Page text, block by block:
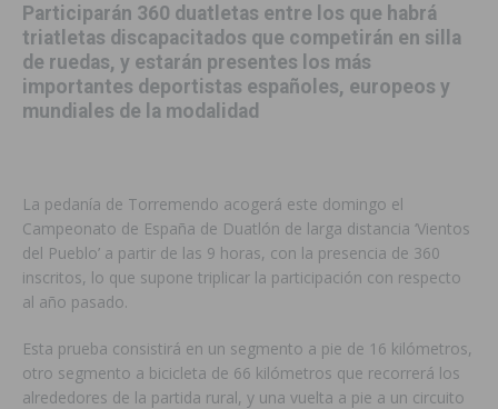
Participarán 360 duatletas entre los que habrá
triatletas discapacitados que competirán en silla
de ruedas, y estarán presentes los más
importantes deportistas españoles, europeos y
mundiales de la modalidad
La pedanía de Torremendo acogerá este domingo el
Campeonato de España de Duatlón de larga distancia ‘Vientos
del Pueblo’ a partir de las 9 horas, con la presencia de 360
inscritos, lo que supone triplicar la participación con respecto
al año pasado.
Esta prueba consistirá en un segmento a pie de 16 kilómetros,
otro segmento a bicicleta de 66 kilómetros que recorrerá los
alrededores de la partida rural, y una vuelta a pie a un circuito